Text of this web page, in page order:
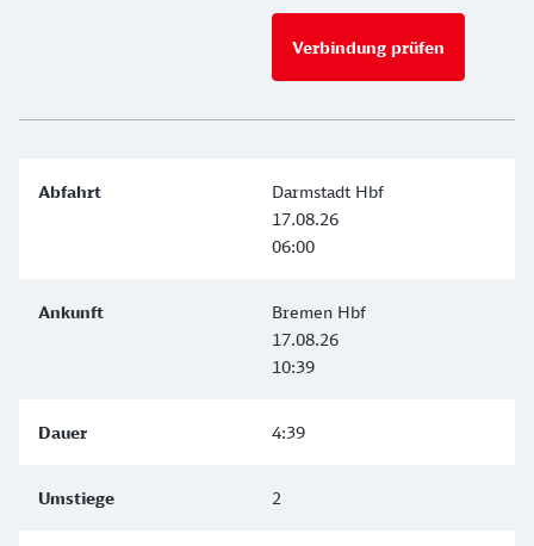
Verbindung prüfen
Darmstadt Hbf
17.08.26
06:00
Bremen Hbf
17.08.26
10:39
4:39
2